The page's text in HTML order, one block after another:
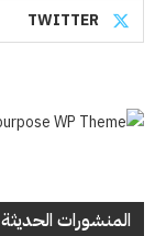
TWITTER
المنشورات الحديثة